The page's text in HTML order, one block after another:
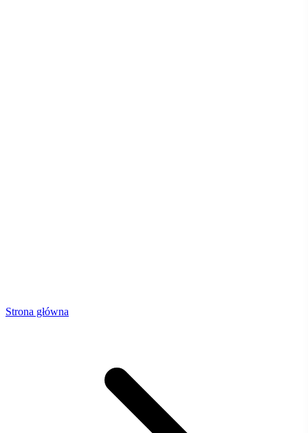
Strona główna